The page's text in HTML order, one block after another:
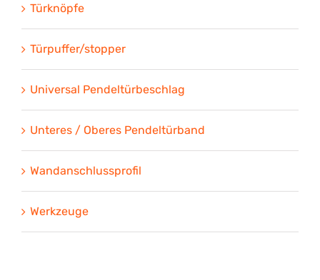
Türknöpfe
Türpuffer/stopper
Universal Pendeltürbeschlag
Unteres / Oberes Pendeltürband
Wandanschlussprofil
Werkzeuge